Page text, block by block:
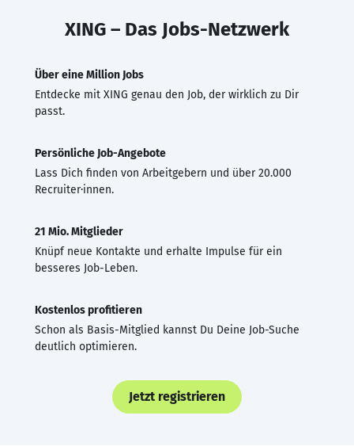
XING – Das Jobs-Netzwerk
Über eine Million Jobs
Entdecke mit XING genau den Job, der wirklich zu Dir
passt.
Persönliche Job-Angebote
Lass Dich finden von Arbeitgebern und über 20.000
Recruiter·innen.
21 Mio. Mitglieder
Knüpf neue Kontakte und erhalte Impulse für ein
besseres Job-Leben.
Kostenlos profitieren
Schon als Basis-Mitglied kannst Du Deine Job-Suche
deutlich optimieren.
Jetzt registrieren